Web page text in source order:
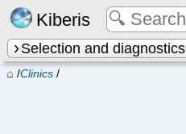
Kiberis
Selection and diagnostics
⌂ /Clinics/